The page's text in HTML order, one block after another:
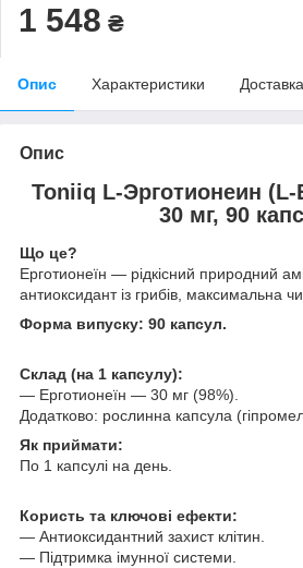
1 548 ₴
Опис Характеристики Доставка
Опис
Toniiq L-Эрготионеин
30 мг, 90
Що це?
Ерготионеїн — рідкісний природний
антиоксидант із грибів, максимальна
Форма випуску: 90 капсул.
Склад (на 1 капсулу):
— Ерготионеїн — 30 мг (98%).
Додатково: рослинна капсула
Як приймати:
По 1 капсулі на день.
Користь та ключові ефекти:
— Антиоксидантний захист клітин.
— Підтримка імунної системи.